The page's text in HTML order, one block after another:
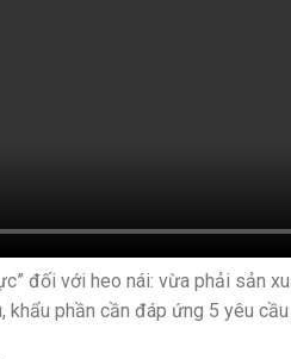
đối với heo nái: vừa phải sản
phần cần đáp ứng 5 yêu